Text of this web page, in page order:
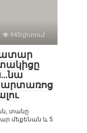
943դիտում
արտառոց
տանը
մեքենան և 5